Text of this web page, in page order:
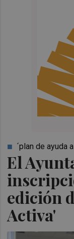
El
edición
Activa'
´plan de ayuda